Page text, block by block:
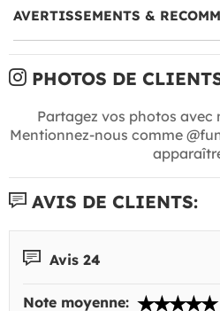
AVERTISSEMENTS &
PHOTOS DE
Partagez vos photos avec
Mentionnez-nous comme
AVIS DE CLIENTS:
Avis 24
Note moyenne: